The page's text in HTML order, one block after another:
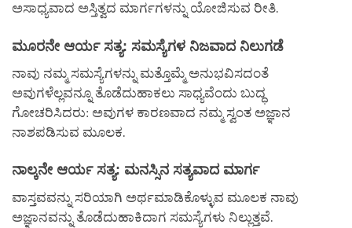
ಅಸಾಧ್ಯವಾದ ಅಸ್ತಿತ್ವದ ಮಾರ್ಗಗಳನ್ನು ಯೋಜಿಸುವ ರೀತಿ.
ಮೂರನೇ ಆರ್ಯ ಸತ್ಯ: ಸಮಸ್ಯೆಗಳ ನಿಜವಾದ ನಿಲುಗಡೆ
ನಾವು ನಮ್ಮ ಸಮಸ್ಯೆಗಳನ್ನು ಮತ್ತೊಮ್ಮೆ ಅನುಭವಿಸದಂತೆ
ಅವುಗಳೆಲ್ಲವನ್ನೂ ತೊಡೆದುಹಾಕಲು ಸಾಧ್ಯವೆಂದು ಬುದ್ಧ
ಗೋಚರಿಸಿದರು: ಅವುಗಳ ಕಾರಣವಾದ ನಮ್ಮ ಸ್ವಂತ ಅಜ್ಞಾನ
ನಾಶಪಡಿಸುವ ಮೂಲಕ.
ನಾಲ್ಕನೇ ಆರ್ಯ ಸತ್ಯ: ಮನಸ್ಸಿನ ಸತ್ಯವಾದ ಮಾರ್ಗ
ವಾಸ್ತವವನ್ನು ಸರಿಯಾಗಿ ಅರ್ಥಮಾಡಿಕೊಳ್ಳುವ ಮೂಲಕ ನಾವು
ಅಜ್ಞಾನವನ್ನು ತೊಡೆದುಹಾಕಿದಾಗ ಸಮಸ್ಯೆಗಳು ನಿಲ್ಲುತ್ತವೆ.